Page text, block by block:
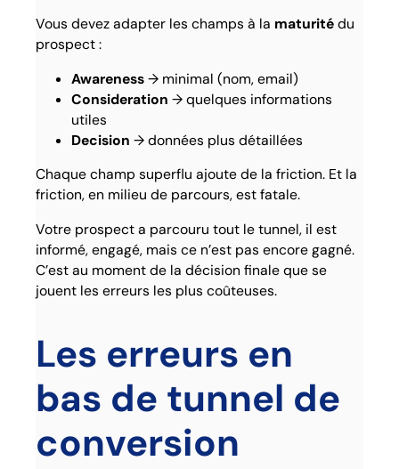
Vous devez adapter les champs à la maturitédu
prospect :
Awareness→ minimal (nom, email)
Consideration → quelques informations
utiles
Decision → données plus détaillées
Chaque champ superflu ajoute de la friction. Et la
friction, en milieu de parcours, est fatale.
Votre prospect a parcouru tout le tunnel, il est
informé, engagé, mais ce n’est pas encore gagné.
C’est au moment de la décision finale que se
jouent les erreurs les plus coûteuses.
Les erreurs en
bas de tunnel de
conversion